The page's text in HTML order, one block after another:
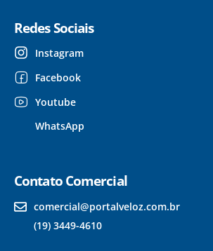
Redes Sociais
Instagram
Facebook
Youtube
WhatsApp
Contato Comercial
comercial@portalveloz.com.br
(19) 3449-4610